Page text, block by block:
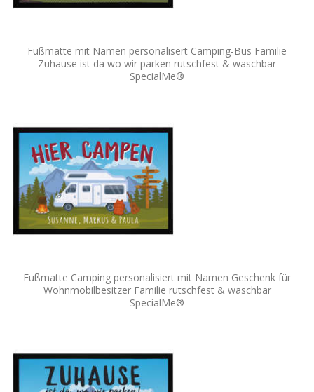
Fußmatte mit Namen personalisert Camping-Bus Familie
Zuhause ist da wo wir parken rutschfest & waschbar
SpecialMe®
Fußmatte Camping personalisiert mit Namen Geschenk für
Wohnmobilbesitzer Familie rutschfest & waschbar
SpecialMe®